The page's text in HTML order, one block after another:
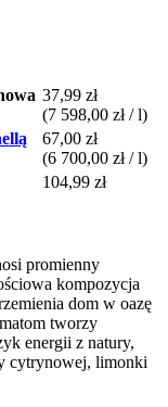
37,99 zł
(7 598,00 zł / l)
67,00 zł
(6 700,00 zł / l)
104,99 zł
promienny
kompozycja
dom w oazę
tworzy
energii z natury,
cytrynowej, limonki